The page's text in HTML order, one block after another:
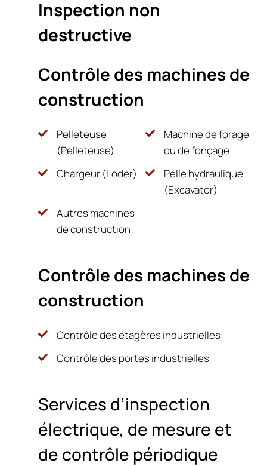
Inspection non
destructive
Contrôle des machines de
construction
Pelleteuse
(Pelleteuse)
Machine de forage
ou de fonçage
Chargeur (Loder)
Pelle hydraulique
(Excavator)
Autres machines
de construction
Contrôle des machines de
construction
Contrôle des étagères industrielles
Contrôle des portes industrielles
Services d’inspection
électrique, de mesure et
de contrôle périodique